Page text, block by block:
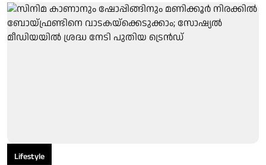
Lifestyle